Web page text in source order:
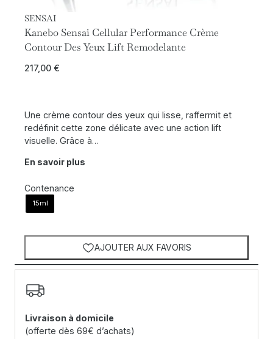
SENSAI
Kanebo Sensai Cellular Performance Crème
Contour Des Yeux Lift Remodelante
217,00 €
Une crème contour des yeux qui lisse, raffermit et
redéfinit cette zone délicate avec une action lift
visuelle. Grâce à…
En savoir plus
Contenance
15ml
AJOUTER AUX FAVORIS
Livraison à domicile
(offerte dès 69€ d’achats)